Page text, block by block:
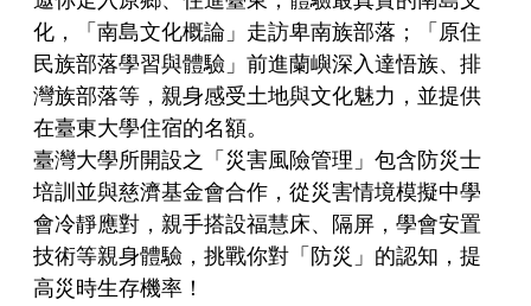
化，「南島文化概論」走訪卑南族部落；「原住
民族部落學習與體驗」前進蘭嶼深入達悟族、排
灣族部落等，親身感受土地與文化魅力，並提供
在臺東大學住宿的名額。
臺灣大學所開設之「災害風險管理」包含防災士
培訓並與慈濟基金會合作，從災害情境模擬中學
會冷靜應對，親手搭設福慧床、隔屏，學會安置
技術等親身體驗，挑戰你對「防災」的認知，提
高災時生存機率！